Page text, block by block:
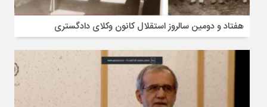
هفتاد و دومین سالروز استقلال کانون وکلای دادگستری